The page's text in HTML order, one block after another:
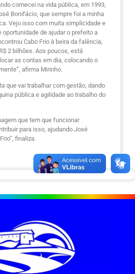
comecei na vida pública, em 1993,
Bonifácio, que sempre foi a minha
Vejo isso com muita simplicidade e
de ajudar o prefeito a
Cabo Frio à beira da falência,
2 bilhões. Aos poucos, está
as contas em dia, colocando o
afirma Mirinho.
que vai trabalhar com gestão, dando
pública e agilidade ao trabalho do
que tem que funcionar
para isso, ajudando José
finaliza.